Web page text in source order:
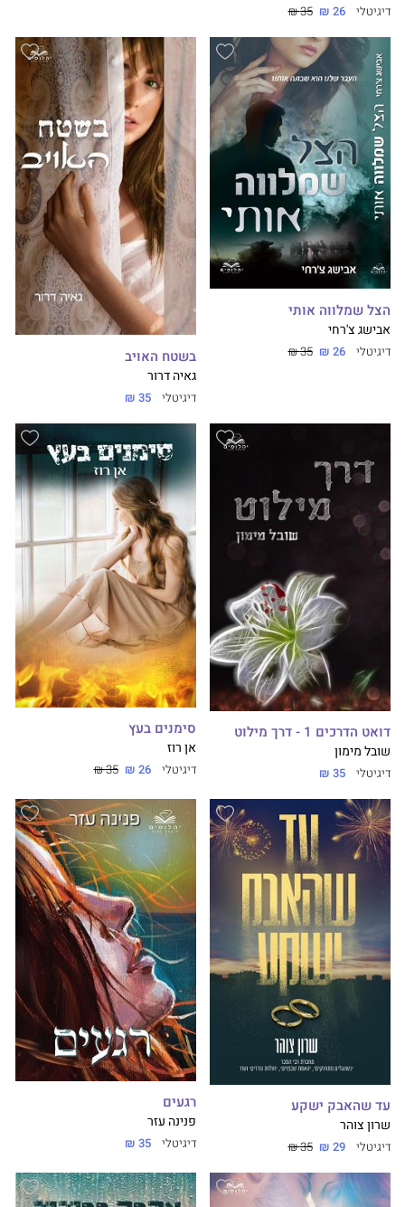
דיגיטלי 26 ₪
35 ₪
הצל שמלווה אותי
אבישג צ'רחי
דיגיטלי 26 ₪
35 ₪ בשטח האויב
גאיה דרור
דיגיטלי 35 ₪
דואט הדרכים 1 - דרך מילוט
שובל מימון
דיגיטלי 35 ₪
סימנים בעץ
אן רוז
דיגיטלי 26 ₪
35 ₪
עד שהאבק ישקע
שרון צוהר
דיגיטלי 29 ₪
35 ₪
רגעים
פנינה עזר
דיגיטלי 35 ₪